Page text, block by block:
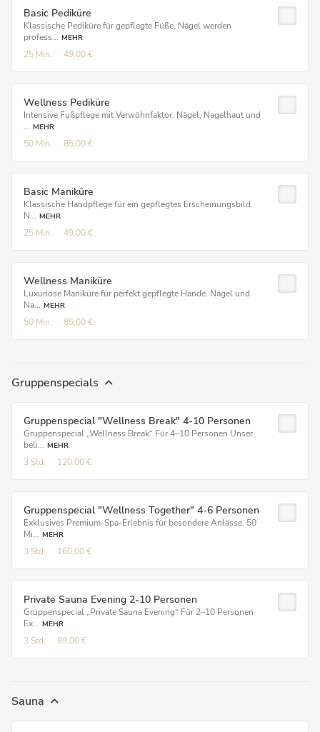
Basic Pediküre
Klassische Pediküre für gepflegte Füße. Nägel werden
profess... MEHR
25 Min. 49,00 €
Wellness Pediküre
Intensive Fußpflege mit Verwöhnfaktor. Nägel, Nagelhaut und
... MEHR
50 Min. 85,00 €
Basic Maniküre
Klassische Handpflege für ein gepflegtes Erscheinungsbild.
N... MEHR
25 Min. 49,00 €
Wellness Maniküre
Luxuriöse Maniküre für perfekt gepflegte Hände. Nägel und
Na... MEHR
50 Min. 85,00 €
Gruppenspecials
Gruppenspecial "Wellness Break" 4-10 Personen
Gruppenspecial „Wellness Break“ Für 4–10 Personen Unser
beli... MEHR
3 Std. 120,00 €
Gruppenspecial "Wellness Together" 4-6 Personen
Exklusives Premium-Spa-Erlebnis für besondere Anlässe. 50
Mi... MEHR
3 Std. 160,00 €
Private Sauna Evening 2-10 Personen
Gruppenspecial „Private Sauna Evening“ Für 2–10 Personen
Ex... MEHR
3 Std. 89,00 €
Sauna